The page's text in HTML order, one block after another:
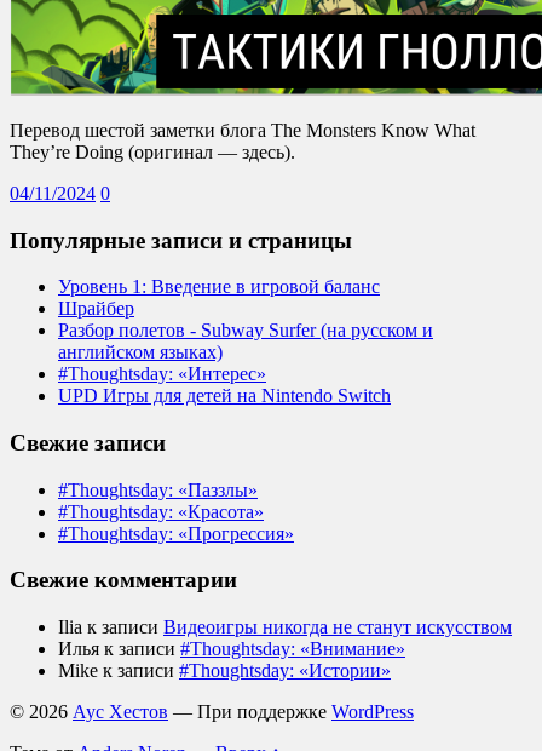
Перевод шестой заметки блога The Monsters Know What
They’re Doing (оригинал — здесь).
04/11/2024 0
Популярные записи и страницы
Уровень 1: Введение в игровой баланс
Шрайбер
Разбор полетов - Subway Surfer (на русском и
английском языках)
#Thoughtsday: «Интерес»
UPD Игры для детей на Nintendo Switch
Свежие записи
#Thoughtsday: «Паззлы»
#Thoughtsday: «Красота»
#Thoughtsday: «Прогрессия»
Свежие комментарии
Ilia к записи Видеоигры никогда не станут искусством
Илья к записи #Thoughtsday: «Внимание»
Mike к записи #Thoughtsday: «Истории»
© 2026 Аус Хестов — При поддержке WordPress